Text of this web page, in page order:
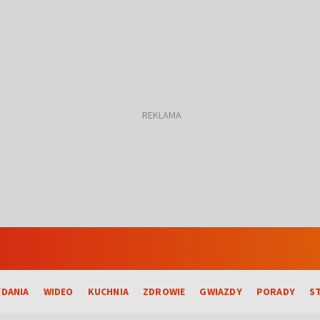
WIDEO KUCHNIA ZDROWIE GWIAZDY PORADY